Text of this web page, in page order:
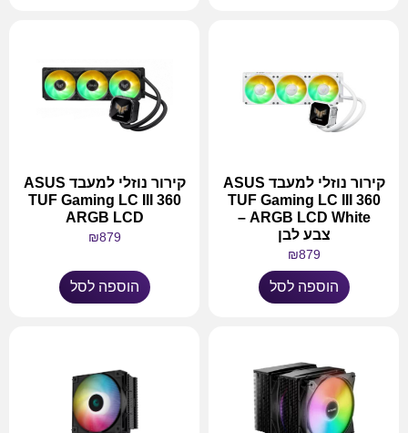
קירור נוזלי למעבד ASUS
TUF Gaming LC III 360
ARGB LCD White –
צבע לבן
₪879
הוספה לסל
קירור נוזלי למעבד ASUS
TUF Gaming LC III 360
ARGB LCD
₪879
הוספה לסל